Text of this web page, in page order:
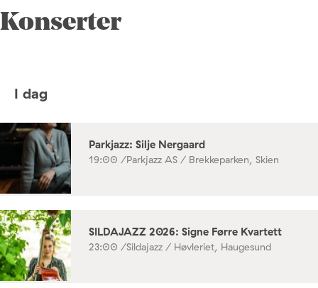
Konserter
I dag
Parkjazz: Silje Nergaard
19:00 /Parkjazz AS / Brekkeparken, Skien
SILDAJAZZ 2026: Signe Førre Kvartett
23:00 /Sildajazz / Høvleriet, Haugesund